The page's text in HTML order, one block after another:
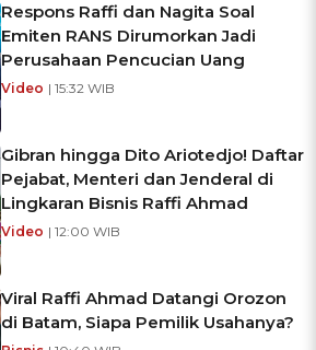
Respons Raffi dan Nagita Soal
Emiten RANS Dirumorkan Jadi
Perusahaan Pencucian Uang
Video | 15:32 WIB
Gibran hingga Dito Ariotedjo! Daftar
Pejabat, Menteri dan Jenderal di
Lingkaran Bisnis Raffi Ahmad
Video | 12:00 WIB
Viral Raffi Ahmad Datangi Orozon
di Batam, Siapa Pemilik Usahanya?